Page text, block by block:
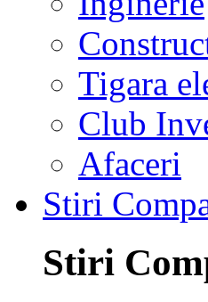
Tigara
Club
Afaceri
Stiri
Stiri